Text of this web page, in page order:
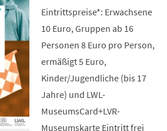
Eintrittspreise*: Erwachsene
10 Euro, Gruppen ab 16
Personen 8 Euro pro Person,
ermäßigt 5 Euro,
Kinder/Jugendliche (bis 17
Jahre) und LWL-
MuseumsCard+LVR-
Museumskarte Eintritt frei